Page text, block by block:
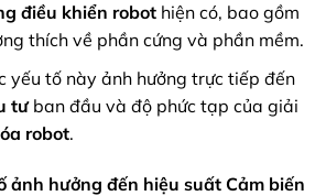
điều khiển robothiện có, bao gồm
thích về phần cứng và phần mềm.
yếu tố này ảnh hưởng trực tiếp đến
tưban đầu và độ phức tạp của giải
robot.
ảnh hưởng đến hiệu suất Cảm biến